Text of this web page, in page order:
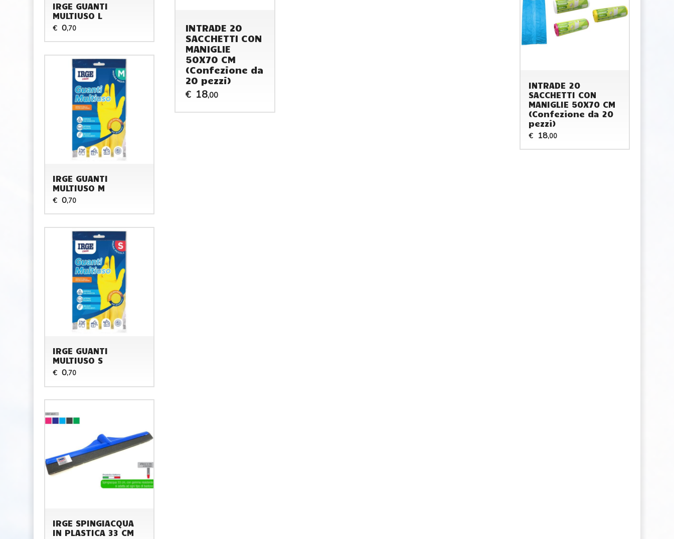
INTRADE 20
SACCHETTI CON
MANIGLIE
50X70 CM
(Confezione da
20 pezzi)
€ 18,00
IRGE GUANTI
MULTIUSO L
€ 0,70
IRGE GUANTI
MULTIUSO M
€ 0,70
IRGE GUANTI
MULTIUSO S
€ 0,70
IRGE SPINGIACQUA
IN PLASTICA 33 CM
INTRADE 20
SACCHETTI CON
MANIGLIE 50X70 CM
(Confezione da 20
pezzi)
€ 18,00